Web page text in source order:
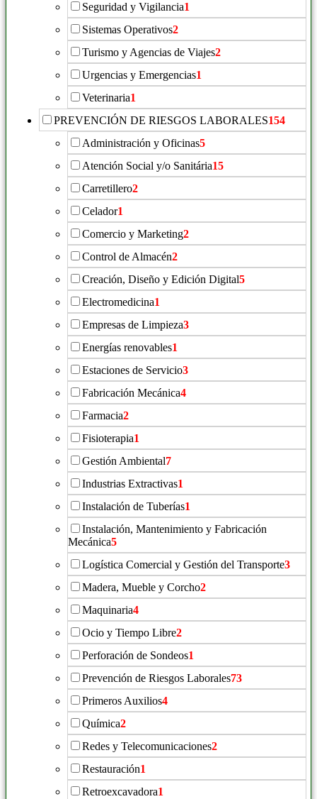
Seguridad y Vigilancia1
Sistemas Operativos2
Turismo y Agencias de Viajes2
Urgencias y Emergencias1
Veterinaria1
PREVENCIÓN DE RIESGOS LABORALES154
Administración y Oficinas5
Atención Social y/o Sanitária15
Carretillero2
Celador1
Comercio y Marketing2
Control de Almacén2
Creación, Diseño y Edición Digital5
Electromedicina1
Empresas de Limpieza3
Energías renovables1
Estaciones de Servicio3
Fabricación Mecánica4
Farmacia2
Fisioterapia1
Gestión Ambiental7
Industrias Extractivas1
Instalación de Tuberías1
Instalación, Mantenimiento y Fabricación
Mecánica5
Logística Comercial y Gestión del Transporte3
Madera, Mueble y Corcho2
Maquinaria4
Ocio y Tiempo Libre2
Perforación de Sondeos1
Prevención de Riesgos Laborales73
Primeros Auxilios4
Química2
Redes y Telecomunicaciones2
Restauración1
Retroexcavadora1